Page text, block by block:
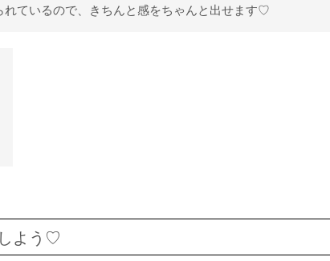
ているので、きちんと感をちゃんと出せます♡
よう♡